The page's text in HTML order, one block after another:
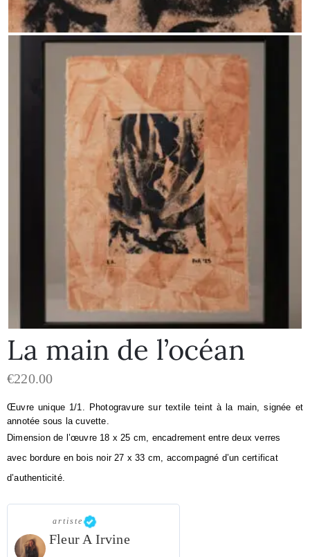
La main de l’océan
€220.00
Œuvre unique 1/1. Photogravure sur textile teint à la main, signée et
annotée sous la cuvette.
Dimension de l’œuvre 18 x 25 cm, encadrement entre deux verres
avec bordure en bois noir 27 x 33 cm, accompagné d’un certificat
d’authenticité.
artiste
Fleur A Irvine